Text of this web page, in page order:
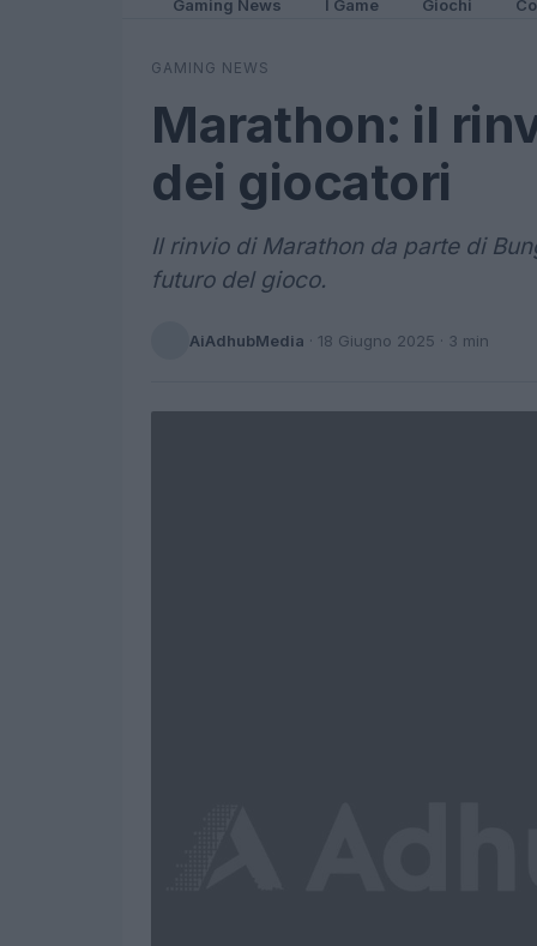
Gaming News I Game Giochi
GAMING NEWS
Marathon: il
dei giocatori
Il rinvio di Marathon da parte di
futuro del gioco.
AiAdhubMedia · 18 Giugno 2025 · 3 min